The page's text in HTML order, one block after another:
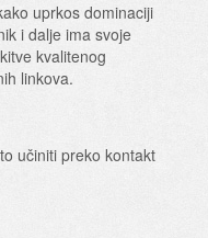
uprkos dominaciji
i dalje ima svoje
kvalitenog
linkova.
učiniti preko kontakt